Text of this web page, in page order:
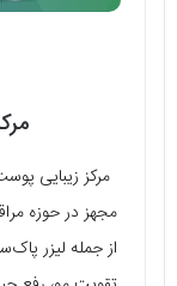
مرکز زیبایی
مجهز در حوزه
از جمله لیزر